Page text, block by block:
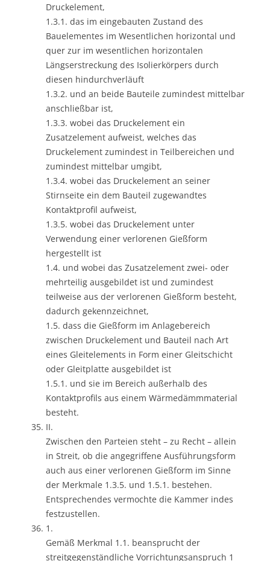
Druckelement,
1.3.1. das im eingebauten Zustand des
Bauelementes im Wesentlichen horizontal und
quer zur im wesentlichen horizontalen
Längserstreckung des Isolierkörpers durch
diesen hindurchverläuft
1.3.2. und an beide Bauteile zumindest mittelbar
anschließbar ist,
1.3.3. wobei das Druckelement ein
Zusatzelement aufweist, welches das
Druckelement zumindest in Teilbereichen und
zumindest mittelbar umgibt,
1.3.4. wobei das Druckelement an seiner
Stirnseite ein dem Bauteil zugewandtes
Kontaktprofil aufweist,
1.3.5. wobei das Druckelement unter
Verwendung einer verlorenen Gießform
hergestellt ist
1.4. und wobei das Zusatzelement zwei- oder
mehrteilig ausgebildet ist und zumindest
teilweise aus der verlorenen Gießform besteht,
dadurch gekennzeichnet,
1.5. dass die Gießform im Anlagebereich
zwischen Druckelement und Bauteil nach Art
eines Gleitelements in Form einer Gleitschicht
oder Gleitplatte ausgebildet ist
1.5.1. und sie im Bereich außerhalb des
Kontaktprofils aus einem Wärmedämmmaterial
besteht.
II.
Zwischen den Parteien steht – zu Recht – allein
in Streit, ob die angegriffene Ausführungsform
auch aus einer verlorenen Gießform im Sinne
der Merkmale 1.3.5. und 1.5.1. bestehen.
Entsprechendes vermochte die Kammer indes
festzustellen.
1.
Gemäß Merkmal 1.1. beansprucht der
streitgegenständliche Vorrichtungsanspruch 1